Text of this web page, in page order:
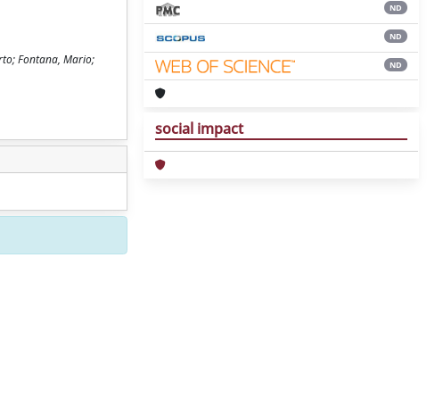
Fontana, Mario;
ND
ND
ND
social impact